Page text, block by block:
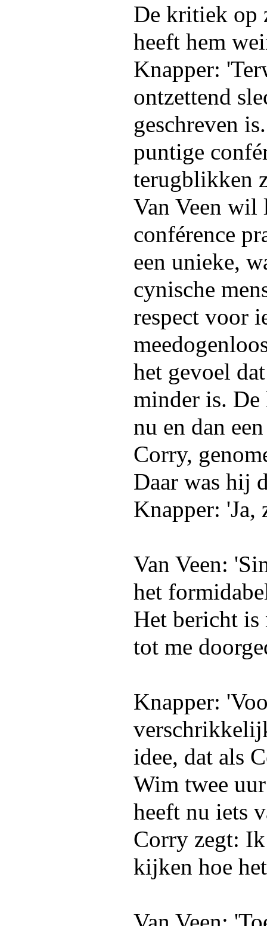
De kritiek op
heeft hem
Knapper:
ontzettend
geschreven
puntige
terugblikken
Van Veen wil
conférence
een unieke,
cynische
respect voor
het gevoel
minder is.
nu en dan
Corry,
Daar was hij
Knapper: 'Ja,
Van Veen:
het
Het bericht is
tot me
Knapper:
idee, dat als
Wim twee
heeft nu iets
Corry zegt:
kijken hoe